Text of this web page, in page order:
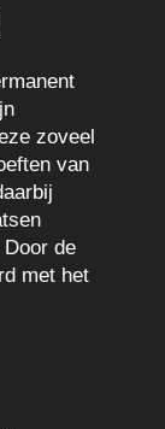
zoveel
van
de
met het